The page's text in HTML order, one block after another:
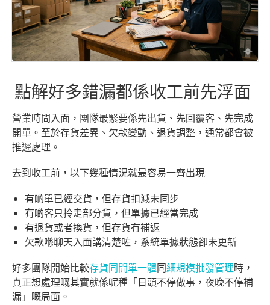
點解好多錯漏都係收工前先浮面
營業時間入面，團隊最緊要係先出貨、先回覆客、先完成
開單。至於存貨差異、欠款變動、退貨調整，通常都會被
推遲處理。
去到收工前，以下幾種情況就最容易一齊出現:
有啲單已經交貨，但存貨扣減未同步
有啲客只拎走部分貨，但單據已經當完成
有退貨或者換貨，但存貨冇補返
欠款喺聊天入面講清楚咗，系統單據狀態卻未更新
好多團隊開始比較存貨同開單一體同細規模批發管理時，
真正想處理嘅其實就係呢種「日頭不停做事，夜晚不停補
漏」嘅局面。